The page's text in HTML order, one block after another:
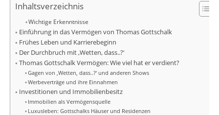
Inhaltsverzeichnis
Wichtige Erkenntnisse
Einführung in das Vermögen von Thomas Gottschalk
Frühes Leben und Karrierebeginn
Der Durchbruch mit ‚Wetten, dass..?‘
Thomas Gottschalk Vermögen: Wie viel hat er verdient?
Gagen von ‚Wetten, dass..?‘ und anderen Shows
Werbeverträge und ihre Einnahmen
Investitionen und Immobilienbesitz
Immobilien als Vermögensquelle
Luxusleben: Gottschalks Häuser und Residenzen